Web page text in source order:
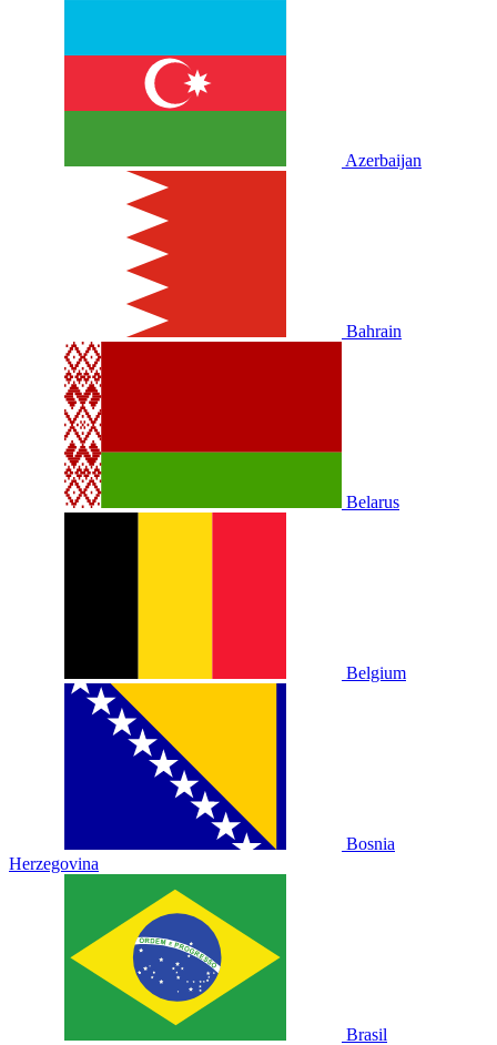
Azerbaijan
Bahrain
Belarus
Belgium
Bosnia
Herzegovina
Brasil